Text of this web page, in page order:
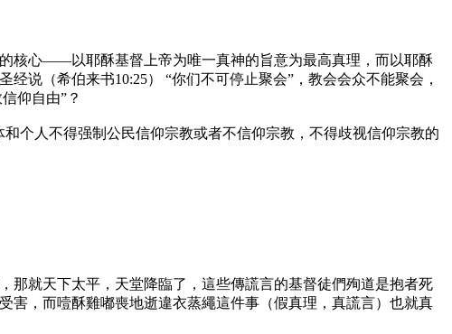
核心——以耶酥基督上帝为唯一真神的旨意为最高真理，而以耶酥
说（希伯来书10:25） “你们不可停止聚会”，教会会众不能聚会，
仰自由”？
个人不得强制公民信仰宗教或者不信仰宗教，不得歧视信仰宗教的
那就天下太平，天堂降臨了，這些傳謊言的基督徒們殉道是抱者死
害，而噎酥雞嘟喪地逝違衣蒸繩這件事（假真理，真謊言）也就真